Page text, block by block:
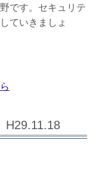
です。セキュリテ
ていきましょ